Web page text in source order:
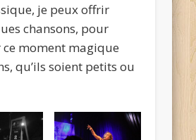
je peux offrir
chansons, pour
moment magique
qu’ils soient petits ou